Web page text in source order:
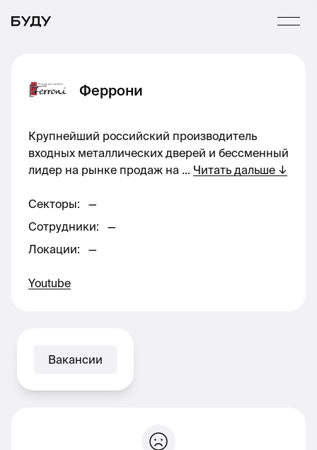
Феррони
Крупнейший российский производитель
входных металлических дверей и бессменный
лидер на рынке продаж на ... Читать дальше ↓
Секторы:
—
Сотрудники:
—
Локации: —
Youtube
Вакансии